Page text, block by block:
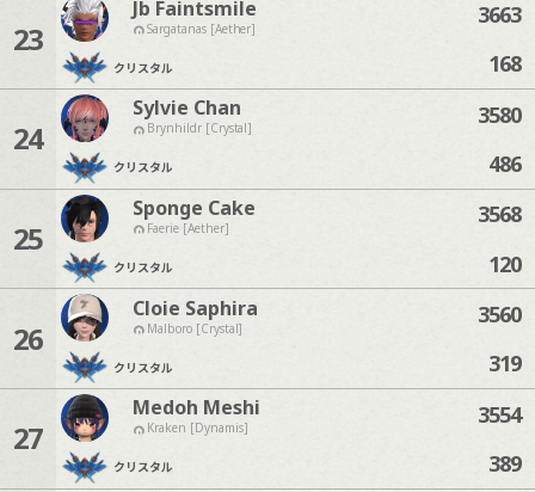
23
Jb Faintsmile
Sargatanas [Aether]
クリスタル
3663
168
24
Sylvie Chan
Brynhildr [Crystal]
クリスタル
3580
486
25
Sponge Cake
Faerie [Aether]
クリスタル
3568
120
26
Cloie Saphira
Malboro [Crystal]
クリスタル
3560
319
27
Medoh Meshi
Kraken [Dynamis]
クリスタル
3554
389